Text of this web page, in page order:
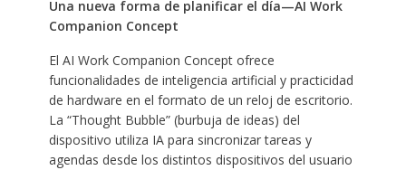
Una nueva forma de planificar el día—AI Work
Companion Concept
El AI Work Companion Concept ofrece
funcionalidades de inteligencia artificial y practicidad
de hardware en el formato de un reloj de escritorio.
La “Thought Bubble” (burbuja de ideas) del
dispositivo utiliza IA para sincronizar tareas y
agendas desde los distintos dispositivos del usuario